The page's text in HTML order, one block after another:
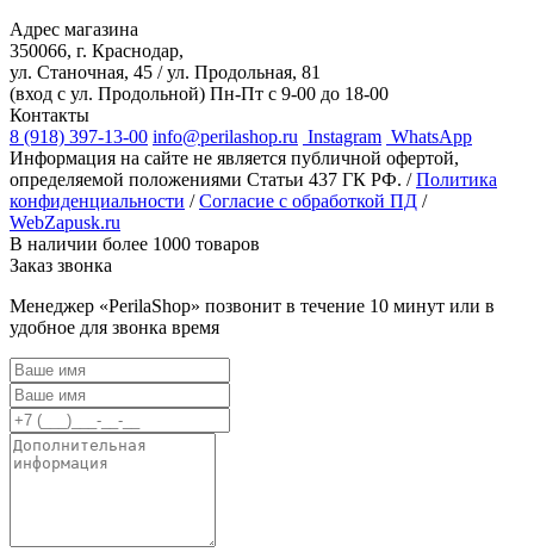
Адрес магазина
350066, г. Краснодар,
ул. Станочная, 45 / ул. Продольная, 81
(вход с ул. Продольной) Пн-Пт с 9-00 до 18-00
Контакты
8 (918) 397-13-00 info@perilashop.ru Instagram WhatsApp
Информация на сайте не является публичной офертой,
определяемой положениями Статьи 437 ГК РФ. /Политика
конфиденциальности /Согласие с обработкой ПД /
WebZapusk.ru
В наличии более 1000 товаров
Заказ звонка
Менеджер «PerilaShop» позвонит в течение 10 минут или в
удобное для звонка время